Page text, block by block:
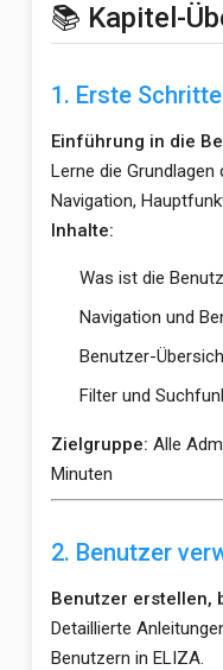
📚 Kapitel-
1. Erste Schritte
Einführung in die
Lerne die
Navigation,
Inhalte:
Was ist die
Navigation und
Benutzer-
Filter und
Zielgruppe: Alle
Minuten
2. Benutzer
Benutzer erstellen,
Detaillierte
Benutzern in ELIZA.